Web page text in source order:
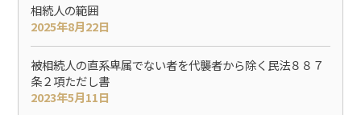
相続人の範囲
2025年8月22日
被相続人の直系卑属でない者を代襲者から除く民法８８７
条２項ただし書
2023年5月11日